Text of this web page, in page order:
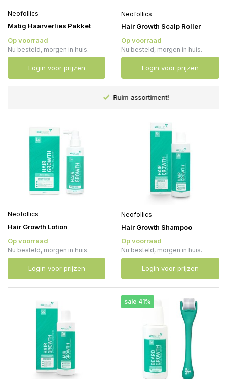
Neofollics
Matig Haarverlies Pakket
Op voorraad
Nu besteld, morgen in huis.
Login voor prijzen
Neofollics
Hair Growth Scalp Roller
Op voorraad
Nu besteld, morgen in huis.
Login voor prijzen
Ruim assortiment!
Neofollics
Hair Growth Lotion
Op voorraad
Nu besteld, morgen in huis.
Login voor prijzen
Neofollics
Hair Growth Shampoo
Op voorraad
Nu besteld, morgen in huis.
Login voor prijzen
sale 41%